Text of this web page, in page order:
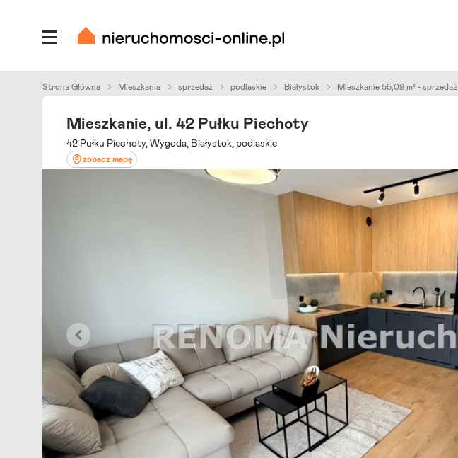
Strona Główna Mieszkania sprzedaż podlaskie Białystok Mieszkanie 55,09 m² - sprzedaż
Mieszkanie, ul. 42 Pułku Piechoty
42 Pułku Piechoty, Wygoda, Białystok, podlaskie
zobacz mapę